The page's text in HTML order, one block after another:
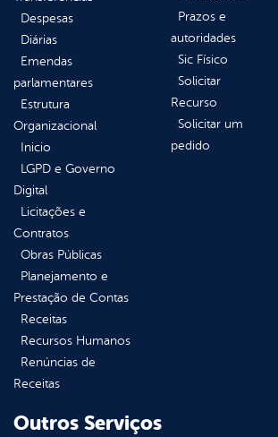
Despesas
Diárias
Emendas
parlamentares
Estrutura
Organizacional
Inicio
LGPD e Governo
Digital
Licitações e
Contratos
Obras Públicas
Planejamento e
Prestação de Contas
Receitas
Recursos Humanos
Renúncias de
Receitas
Prazos e
autoridades
Sic Físico
Solicitar
Recurso
Solicitar um
pedido
Outros Serviços